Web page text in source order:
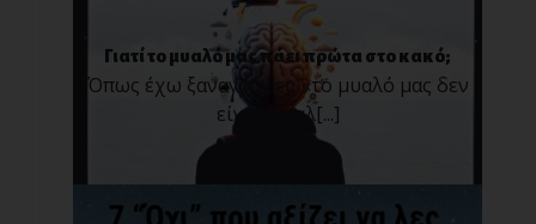
Γιατί το μυαλό μας πάει πρώτα στο κακό;
Όπως έχω ξαναγράψει, «το μυαλό μας δεν
είναι ο καλ[...]